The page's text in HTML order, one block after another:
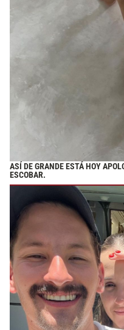
ASÍ DE GRANDE ESTÁ HOY
ESCOBAR.